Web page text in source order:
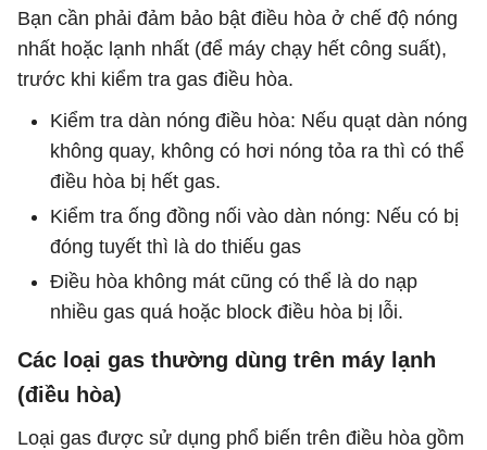
Bạn cần phải đảm bảo bật điều hòa ở chế độ nóng
nhất hoặc lạnh nhất (để máy chạy hết công suất),
trước khi kiểm tra gas điều hòa.
Kiểm tra dàn nóng điều hòa: Nếu quạt dàn nóng
không quay, không có hơi nóng tỏa ra thì có thể
điều hòa bị hết gas.
Kiểm tra ống đồng nối vào dàn nóng: Nếu có bị
đóng tuyết thì là do thiếu gas
Điều hòa không mát cũng có thể là do nạp
nhiều gas quá hoặc block điều hòa bị lỗi.
Các loại gas thường dùng trên máy lạnh
(điều hòa)
Loại gas được sử dụng phổ biến trên điều hòa gồm